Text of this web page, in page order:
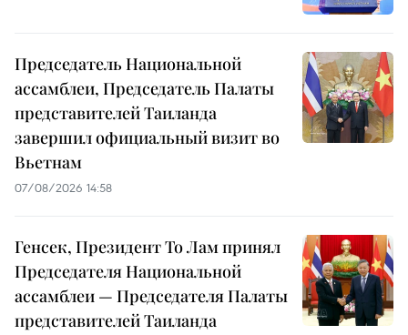
Председатель Национальной
ассамблеи, Председатель Палаты
представителей Таиланда
завершил официальный визит во
Вьетнам
07/08/2026 14:58
Генсек, Президент То Лам принял
Председателя Национальной
ассамблеи — Председателя Палаты
представителей Таиланда